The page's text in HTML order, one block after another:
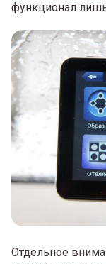
функционал
Отдельное